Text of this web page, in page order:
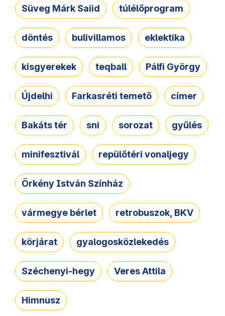
Süveg Márk Saiid túlélőprogram
döntés bulivillamos eklektika
kisgyerekek teqball Pálfi György
Újdelhi Farkasréti temető címer
Bakáts tér sni sorozat gyűlés
minifesztivál repülőtéri vonaljegy
Örkény István Színház
vármegye bérlet retrobuszok, BKV
körjárat gyalogosközlekedés
Széchenyi-hegy Veres Attila
Himnusz